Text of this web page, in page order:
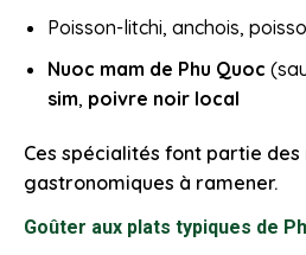
Poisson-litchi, anchois,
Nuoc mam de Phu Quoc
sim, poivre noir local
Ces spécialités font partie
gastronomiques à ramener.
Goûter aux plats typiques de